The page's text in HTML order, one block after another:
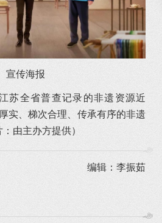
宣传海报
苏全省普查记录的非遗资源近
实、梯次合理、传承有序的非遗
：由主办方提供）
编辑：李振茹